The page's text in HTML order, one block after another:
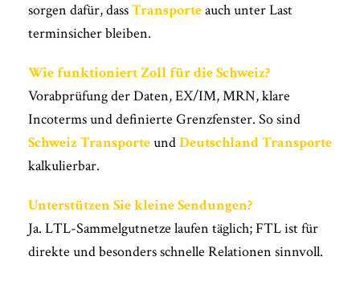
sorgen dafür, dassTransporteauch unter Last
terminsicher bleiben.
Wie funktioniert Zoll für die Schweiz?
Vorabprüfung der Daten, EX/IM, MRN, klare
Incoterms und definierte Grenzfenster. So sind
Schweiz TransporteundDeutschland Transporte
kalkulierbar.
Unterstützen Sie kleine Sendungen?
Ja. LTL-Sammelgutnetze laufen täglich; FTL ist für
direkte und besonders schnelle Relationen sinnvoll.